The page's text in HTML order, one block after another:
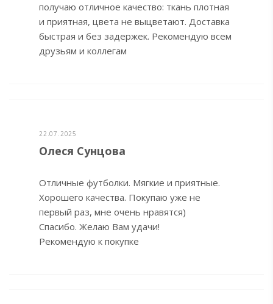
получаю отличное качество: ткань плотная
и приятная, цвета не выцветают. Доставка
быстрая и без задержек. Рекомендую всем
друзьям и коллегам
22.07.2025
Олеся Сунцова
Отличные футболки. Мягкие и приятные.
Хорошего качества. Покупаю уже не
первый раз, мне очень нравятся)
Спасибо. Желаю Вам удачи!
Рекомендую к покупке